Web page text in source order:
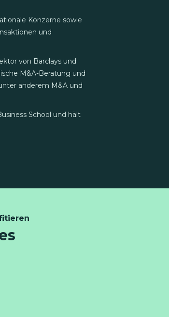
Konzerne sowie
und
von Barclays und
M&A-Beratung und
anderem M&A und
School und hält